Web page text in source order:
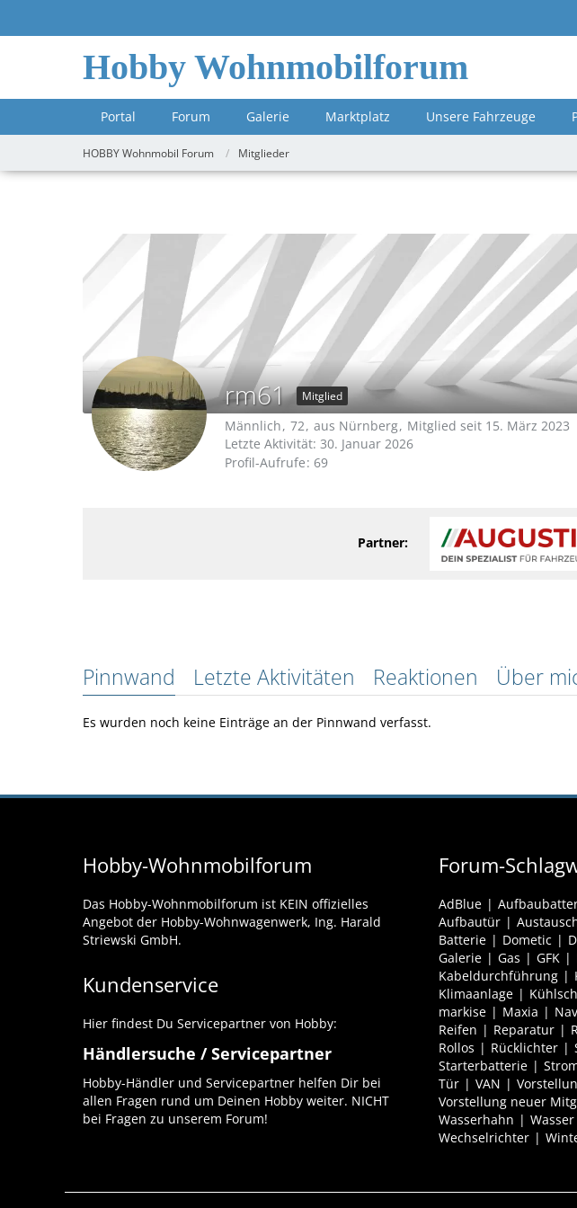
Hobby Wohnmobilforum
Portal Forum Galerie Marktplatz Unsere Fahrzeuge
HOBBY Wohnmobil Forum Mitglieder
rm61 Mitglied
Männlich 72 aus Nürnberg Mitglied seit 15. März 2023
Letzte Aktivität: 30. Januar 2026
Profil-Aufrufe 69
Partner:
Pinnwand Letzte Aktivitäten Reaktionen Über
Es wurden noch keine Einträge an der Pinnwand verfasst.
Hobby-Wohnmobilforum
Das Hobby-Wohnmobilforum ist KEIN offizielles
Angebot der Hobby-Wohnwagenwerk, Ing. Harald
Striewski GmbH.
Kundenservice
Hier findest Du Servicepartner von Hobby:
Händlersuche / Servicepartner
Hobby-Händler und Servicepartner helfen Dir bei
allen Fragen rund um Deinen Hobby weiter. NICHT
bei Fragen zu unserem Forum!
Forum-
AdBlue
Aufbautür
Batterie
Dometic
Galerie
Gas GFK
Kabeldurchführung
Klimaanlage
markise
Maxia
Reifen
Reparatur
Rollos
Rücklichter
Starterbatterie
Tür
VAN
Vorstellung neuer
Wasserhahn
Wechselrichter